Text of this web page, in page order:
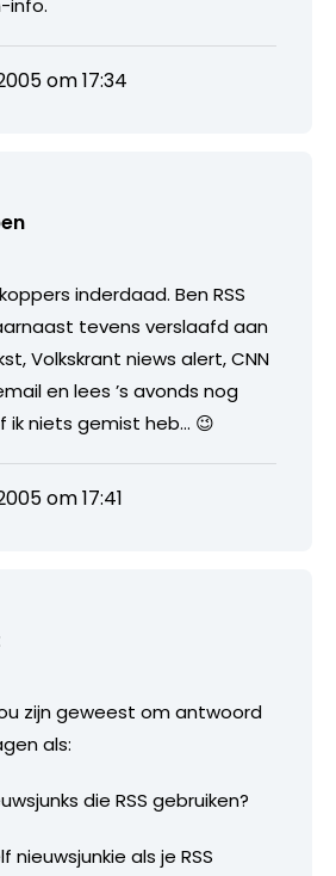
om 17:34
inderdaad. Ben RSS
tevens verslaafd aan
Volkskrant niews alert, CNN
en lees ’s avonds nog
ik niets gemist heb… 😉
om 17:41
zijn geweest om antwoord
als:
die RSS gebruiken?
nieuwsjunkie als je RSS